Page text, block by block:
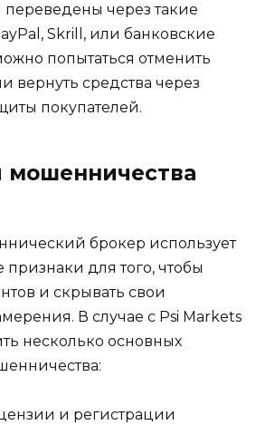
переведены через такие
Skrill, или банковские
попытаться отменить
вернуть средства через
покупателей.
мошенничества
брокер использует
для того, чтобы
и скрывать свои
В случае с Psi Markets
несколько основных
и регистрации